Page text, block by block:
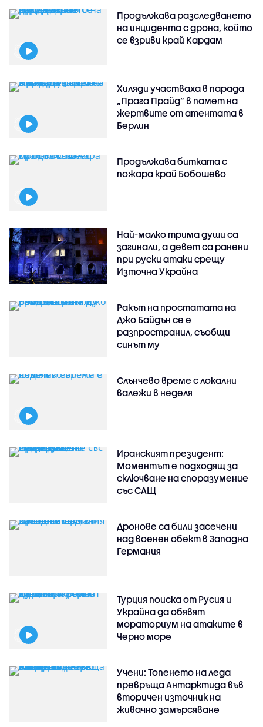
Продължава разследването
на инцидента с дрона, който
се взриви край Кардам
Хиляди участваха в парада
„Прага Прайд“ в памет на
жертвите от атентата в
Берлин
Продължава битката с
пожара край Бобошево
Най-малко трима души са
загинали, а девет са ранени
при руски атаки срещу
Източна Украйна
Ракът на простатата на
Джо Байдън се е
разпространил, съобщи
синът му
Слънчево време с локални
валежи в неделя
Иранският президент:
Моментът е подходящ за
сключване на споразумение
със САЩ
Дронове са били засечени
над военен обект в Западна
Германия
Турция поиска от Русия и
Украйна да обявят
мораториум на атаките в
Черно море
Учени: Топенето на леда
превръща Антарктида във
вторичен източник на
живачно замърсяване